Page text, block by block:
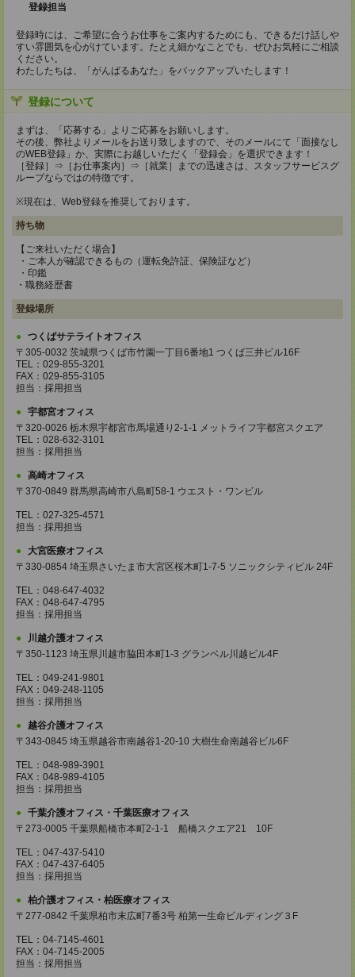
登録担当
登録時には、ご希望に合うお仕事をご案内するためにも、できるだけ話しや
すい雰囲気を心がけています。たとえ細かなことでも、ぜひお気軽にご相談
ください。
わたしたちは、「がんばるあなた」をバックアップいたします！
登録について
まずは、「応募する」よりご応募をお願いします。
その後、弊社よりメールをお送り致しますので、そのメールにて「面接なし
のWEB登録」か、実際にお越しいただく「登録会」を選択できます！
［登録］⇒［お仕事案内］⇒［就業］までの迅速さは、スタッフサービスグ
ループならではの特徴です。
※現在は、Web登録を推奨しております。
持ち物
【ご来社いただく場合】
・ご本人が確認できるもの（運転免許証、保険証など）
・印鑑
・職務経歴書
登録場所
つくばサテライトオフィス
〒305-0032 茨城県つくば市竹園一丁目6番地1 つくば三井ビル16F
TEL：029-855-3201
FAX：029-855-3105
担当：採用担当
宇都宮オフィス
〒320-0026 栃木県宇都宮市馬場通り2-1-1 メットライフ宇都宮スクエア
TEL：028-632-3101
担当：採用担当
高崎オフィス
〒370-0849 群馬県高崎市八島町58-1 ウエスト・ワンビル
TEL：027-325-4571
担当：採用担当
大宮医療オフィス
〒330-0854 埼玉県さいたま市大宮区桜木町1-7-5 ソニックシティビル 24F
TEL：048-647-4032
FAX：048-647-4795
担当：採用担当
川越介護オフィス
〒350-1123 埼玉県川越市脇田本町1-3 グランベル川越ビル4F
TEL：049-241-9801
FAX：049-248-1105
担当：採用担当
越谷介護オフィス
〒343-0845 埼玉県越谷市南越谷1-20-10 大樹生命南越谷ビル6F
TEL：048-989-3901
FAX：048-989-4105
担当：採用担当
千葉介護オフィス・千葉医療オフィス
〒273-0005 千葉県船橋市本町2-1-1 船橋スクエア21 10F
TEL：047-437-5410
FAX：047-437-6405
担当：採用担当
柏介護オフィス・柏医療オフィス
〒277-0842 千葉県柏市末広町7番3号 柏第一生命ビルディング３F
TEL：04-7145-4601
FAX：04-7145-2005
担当：採用担当